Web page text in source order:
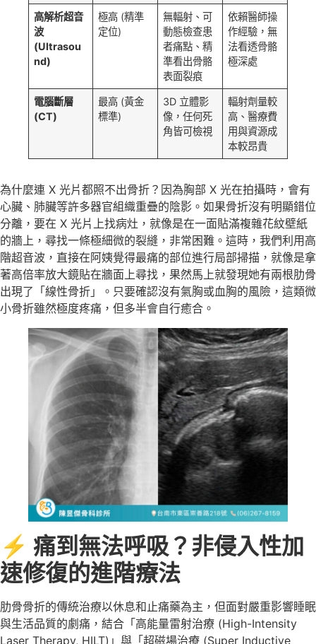
高解析超音
波
(Ultrasou
nd)
極高 (精準
定位)
無輻射、可
動態檢查患
者痛點、精
準看出骨骼
表面裂痕
依賴醫師操
作經驗，無
法看透骨骼
極深處
電腦斷層
(CT)
最高 (黃金
標準)
3D 立體影
像，任何死
角皆可檢視
輻射劑量較
高、醫療費
用與資源成
本較昂貴
為什麼連 X 光片都照不出骨折？因為胸部 X 光在拍攝時，會有
心臟、肺臟等許多器官組織重疊的陰影。如果骨折沒有明顯錯位
分離，要在 X 光片上找病灶，就像是在一面貼滿複雜花紋壁紙
的牆上，尋找一條極細微的裂縫，非常困難。這時，我們利用高
階超音波，直接在阿姨覺得最痛的部位進行局部掃描，就像是拿
著高倍率放大鏡貼在牆面上尋找，果然馬上就發現她有兩根肋骨
出現了「線性骨折」。只要確認沒有氣胸或血胸的風險，這類微
小骨折雖然極度疼痛，但多半會自行癒合。
⚡ 痛到無法呼吸？非侵入性加
速修復的進階療法
肋骨骨折的傳統治療以休息和止痛藥為主，但面對嚴重影響睡眠
與生活品質的劇痛，結合「高能量雷射治療 (High-Intensity
Laser Therapy, HILT)」與「超磁場治療 (Super Inductive